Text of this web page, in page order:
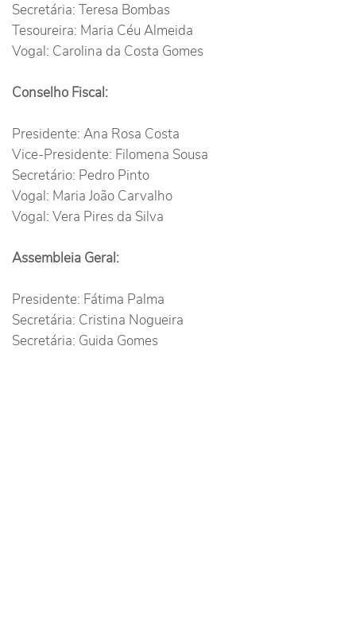
Secretária: Teresa Bombas
Tesoureira: Maria Céu Almeida
Vogal: Carolina da Costa Gomes
Conselho Fiscal:
Presidente: Ana Rosa Costa
Vice-Presidente: Filomena Sousa
Secretário: Pedro Pinto
Vogal: Maria João Carvalho
Vogal: Vera Pires da Silva
Assembleia Geral:
Presidente: Fátima Palma
Secretária: Cristina Nogueira
Secretária: Guida Gomes